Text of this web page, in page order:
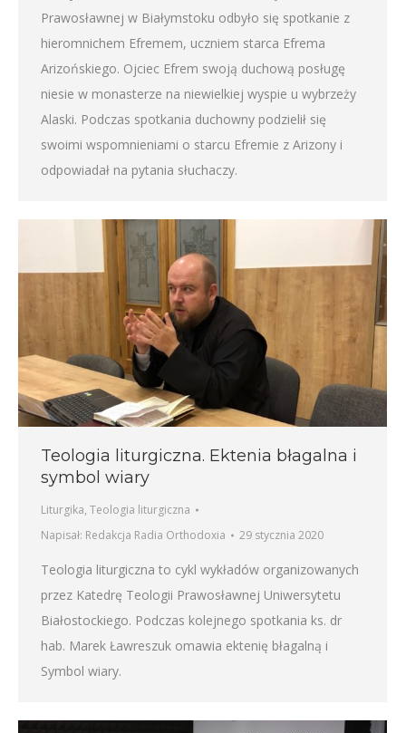
Prawosławnej w Białymstoku odbyło się spotkanie z
hieromnichem Efremem, uczniem starca Efrema
Arizońskiego. Ojciec Efrem swoją duchową posługę
niesie w monasterze na niewielkiej wyspie u wybrzeży
Alaski. Podczas spotkania duchowny podzielił się
swoimi wspomnieniami o starcu Efremie z Arizony i
odpowiadał na pytania słuchaczy.
Teologia liturgiczna. Ektenia błagalna i
symbol wiary
Liturgika, Teologia liturgiczna
Napisał: Redakcja Radia Orthodoxia 29 stycznia 2020
Teologia liturgiczna to cykl wykładów organizowanych
przez Katedrę Teologii Prawosławnej Uniwersytetu
Białostockiego. Podczas kolejnego spotkania ks. dr
hab. Marek Ławreszuk omawia ektenię błagalną i
Symbol wiary.